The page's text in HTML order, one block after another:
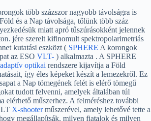
több százszor nagyobb távolságra is
és a Nap távolsága, tőlünk több száz
miatt apró tűszúrásokként jelennek
jére szerelt kifinomult spektropolarimetriás
kutatási eszközt ( SPHERE A korongok
az ESO VLT- ) alkalmazta . A SPHERE
adaptív optikai rendszere kijavítja a Föld
így éles képeket készít a lemezekről. Ez
a Nap tömegének felét is elérő tömegű
tudott felvenni, amelyek általában túl
elérhető műszerhez. A felméréshez további
X-shooterműszerével, amely lehetővé tette a
megállapítsák, milyen fiatalok és milyen